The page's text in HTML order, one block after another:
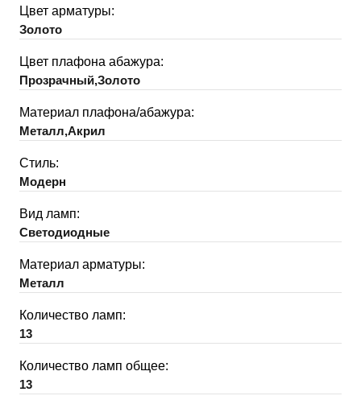
Цвет арматуры:
Золото
Цвет плафона абажура:
Прозрачный,Золото
Материал плафона/абажура:
Металл,Акрил
Стиль:
Модерн
Вид ламп:
Светодиодные
Материал арматуры:
Металл
Количество ламп:
13
Количество ламп общее:
13